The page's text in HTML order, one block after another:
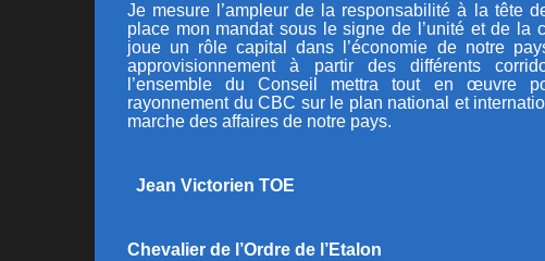
Je mesure l’ampleur de la responsabilité à la tête
place mon mandat sous le signe de l’unité et de la
joue un rôle capital dans l’économie de notre
approvisionnement à partir des différents
l’ensemble du Conseil mettra tout en œuvre
rayonnement du CBC sur le plan national et
marche des affaires de notre pays.
Jean Victorien TOE
Chevalier de l’Ordre de l’Etalon